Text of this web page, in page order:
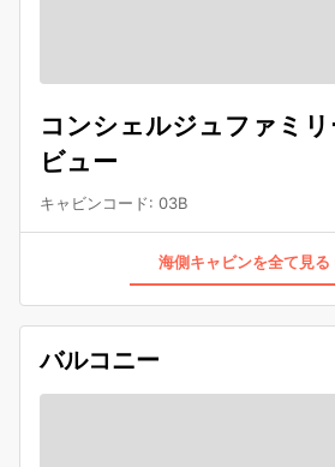
コンシェルジュファミ
ビュー
キャビンコード: 03B
海側キャビンを全て見る
バルコニー